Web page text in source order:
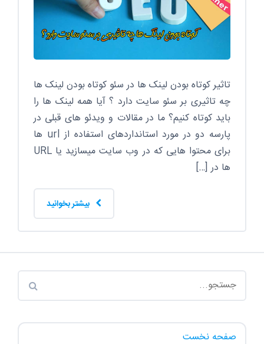
تاثیر کوتاه بودن لینک ها در سئو کوتاه بودن لینک ها
چه تاثیری بر سئو سایت دارد ؟ آیا همه لینک ها را
باید کوتاه کنیم؟ ما در مقالات و ویدئو های قبلی در
پارسه دو در مورد استانداردهای استفاده از url ها
برای محتوا هایی که در وب سایت میسازید یا URL
ها در […]
صفحه نخست